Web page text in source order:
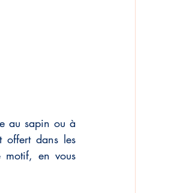
au sapin ou à
offert dans les
motif, en vous